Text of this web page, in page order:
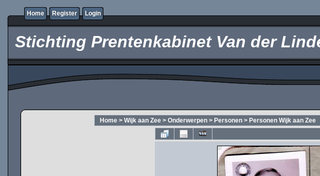
Home Register Login
Stichting Prentenkabinet Van der
Home > Wijk aan Zee > Onderwerpen > Personen > Personen Wijk aan Zee